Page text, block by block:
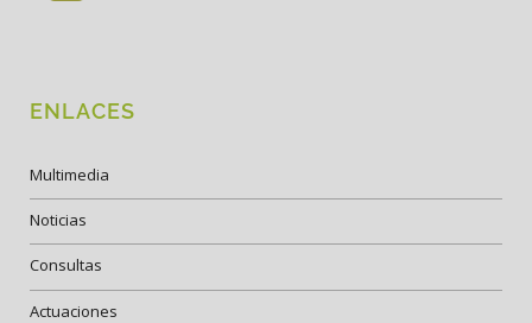
ENLACES
Multimedia
Noticias
Consultas
Actuaciones